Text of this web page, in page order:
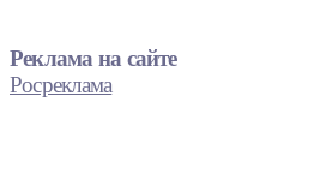
Реклама на сайте
Росреклама